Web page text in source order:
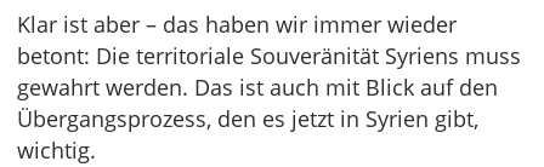
Klar ist aber – das haben wir immer wieder
betont: Die territoriale Souveränität Syriens muss
gewahrt werden. Das ist auch mit Blick auf den
Übergangsprozess, den es jetzt in Syrien gibt,
wichtig.